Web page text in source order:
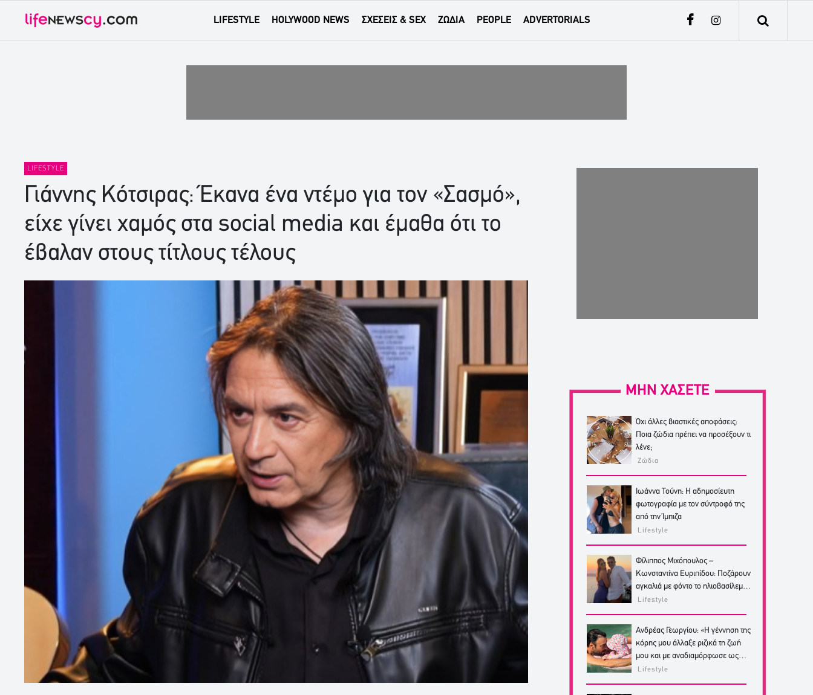
LIFESTYLE HOLYWOOD NEWS ΣΧΕΣΕΙΣ & SEX ΖΩΔΙΑ PEOPLE ADVERTORIALS
LIFESTYLE
Γιάννης Κότσιρας: Έκανα ένα ντέμο για τον «Σασμό»,
είχε γίνει χαμός στα social media και έμαθα ότι το
έβαλαν στους τίτλους τέλους
ΜΗΝ ΧΑΣΕΤΕ
Όχι άλλες βιαστικές αποφάσεις:
Ποια ζώδια πρέπει να προσέξουν τι
λένε;
Ζώδια
Ιωάννα Τούνη: Η αδημοσίευτη
φωτογραφία με τον σύντροφό της
από την Ίμπιζα
Lifestyle
Φίλιππος Μιχόπουλος –
Κωνσταντίνα Ευριπίδου: Ποζάρουν
αγκαλιά με φόντο το ηλιοβασίλεμα
της Σαντορίνης
Lifestyle
Ανδρέας Γεωργίου: «Η γέννηση της
κόρης μου άλλαξε ριζικά τη ζωή
μου και με αναδιαμόρφωσε ως
άνθρωπο»
Lifestyle